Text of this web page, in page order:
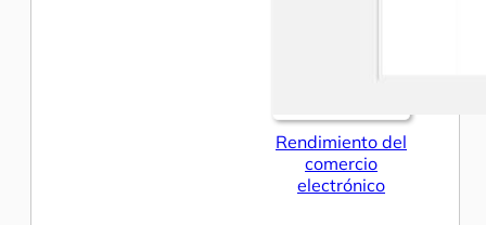
Rendimiento del
comercio
electrónico